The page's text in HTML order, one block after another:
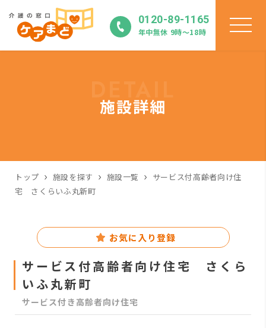
0120-89-1165
年中無休 9時〜18時
施設詳細
トップ 施設を探す 施設一覧
サービス付高齢者向け住
宅 さくらいふ丸新町
お気に入り登録
サービス付高齢者向け住宅 さくら
いふ丸新町
サービス付き高齢者向け住宅